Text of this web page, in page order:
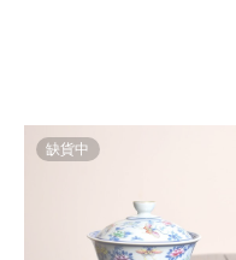
缺貨中